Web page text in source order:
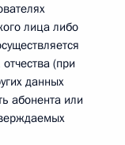
лица либо
(при
данных
абонента или